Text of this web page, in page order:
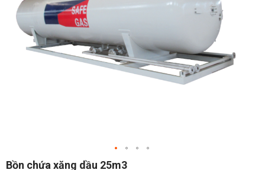
Chuyển
Bồn chứa xăng dầu 25m3